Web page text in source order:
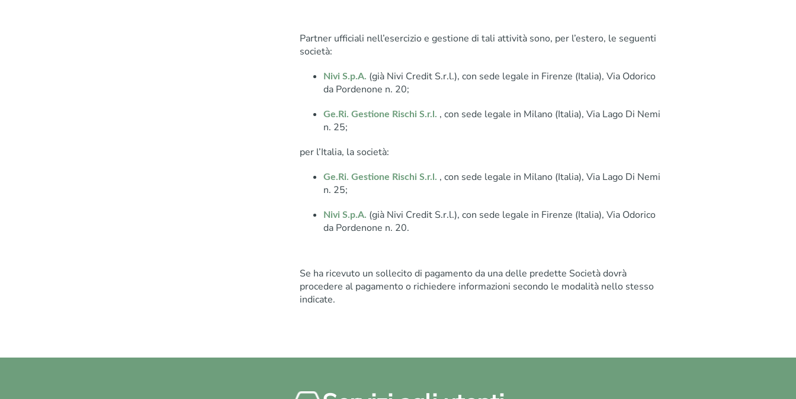
Partner ufficiali nell’esercizio e gestione di tali attività sono, per l’estero, le seguenti
società:
Nivi S.p.A. (già Nivi Credit S.r.l.), con sede legale in Firenze (Italia), Via Odorico
da Pordenone n. 20;
Ge.Ri. Gestione Rischi S.r.l. , con sede legale in Milano (Italia), Via Lago Di Nemi
n. 25;
per l’Italia, la società:
Ge.Ri. Gestione Rischi S.r.l. , con sede legale in Milano (Italia), Via Lago Di Nemi
n. 25;
Nivi S.p.A. (già Nivi Credit S.r.l.), con sede legale in Firenze (Italia), Via Odorico
da Pordenone n. 20.
Se ha ricevuto un sollecito di pagamento da una delle predette Società dovrà
procedere al pagamento o richiedere informazioni secondo le modalità nello stesso
indicate.